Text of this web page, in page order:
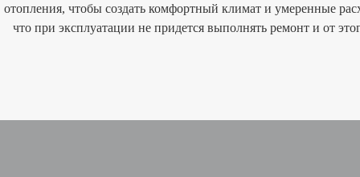
отопления, чтобы создать комфортный климат и умеренные
что при эксплуатации не придется выполнять ремонт и от